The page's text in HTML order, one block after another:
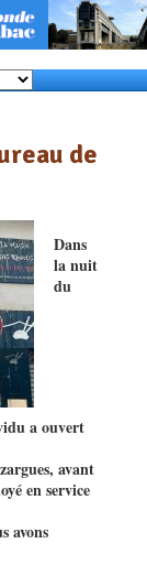
de
Dans
la nuit
du
a ouvert
avant
en service
avons